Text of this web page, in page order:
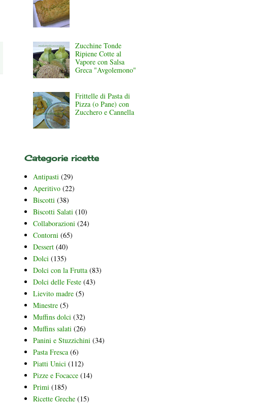
Zucchine Tonde
Ripiene Cotte al
Vapore con Salsa
Greca "Avgolemono"
Frittelle di Pasta di
Pizza (o Pane) con
Zucchero e Cannella
Categorie ricette
Antipasti (29)
Aperitivo (22)
Biscotti (38)
Biscotti Salati (10)
Collaborazioni (24)
Contorni (65)
Dessert (40)
Dolci (135)
Dolci con la Frutta (83)
Dolci delle Feste (43)
Lievito madre (5)
Minestre (5)
Muffins dolci (32)
Muffins salati (26)
Panini e Stuzzichini (34)
Pasta Fresca (6)
Piatti Unici (112)
Pizze e Focacce (14)
Primi (185)
Ricette Greche (15)